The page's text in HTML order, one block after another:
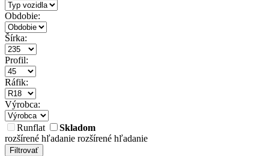
Obdobie:
Šírka:
Profil:
Ráfik:
Výrobca:
Runflat
Skladom
rozšírené hľadanie rozšírené hľadanie
Filtrovať